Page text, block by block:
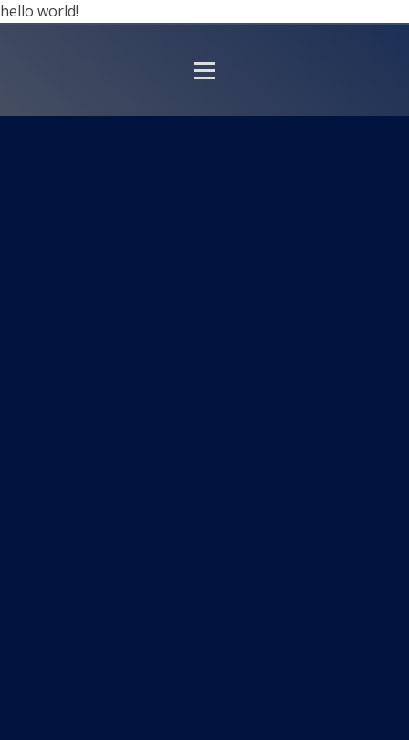
hello world!